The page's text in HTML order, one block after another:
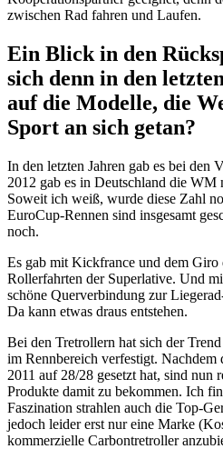
zwischen Rad fahren und Laufen.
Ein Blick in den
sich denn in den
auf die Modelle, die
Sport an sich getan?
In den letzten Jahren gab es bei den
2012 gab es in Deutschland die WM
Soweit ich weiß, wurde diese Zahl
EuroCup-Rennen sind insgesamt
noch.
Es gab mit Kickfrance und dem Giro
Rollerfahrten der Superlative. Und
schöne Querverbindung zur
Da kann etwas draus entstehen.
Bei den Tretrollern hat sich der
im Rennbereich verfestigt. Nachdem
2011 auf 28/28 gesetzt hat, sind nun
Produkte damit zu bekommen. Ich
Faszination strahlen auch die Top-
jedoch leider erst nur eine Marke
kommerzielle Carbontretroller